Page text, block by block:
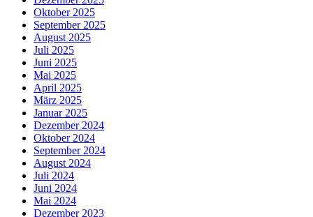
Oktober 2025
September 2025
August 2025
Juli 2025
Juni 2025
Mai 2025
April 2025
März 2025
Januar 2025
Dezember 2024
Oktober 2024
September 2024
August 2024
Juli 2024
Juni 2024
Mai 2024
Dezember 2023